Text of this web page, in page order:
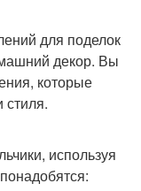
для поделок
декор. Вы
которые
стиля.
используя